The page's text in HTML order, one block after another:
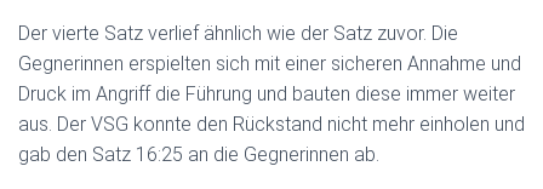
Der vierte Satz verlief ähnlich wie der Satz zuvor. Die
Gegnerinnen erspielten sich mit einer sicheren Annahme und
Druck im Angriff die Führung und bauten diese immer weiter
aus. Der VSG konnte den Rückstand nicht mehr einholen und
gab den Satz 16:25 an die Gegnerinnen ab.